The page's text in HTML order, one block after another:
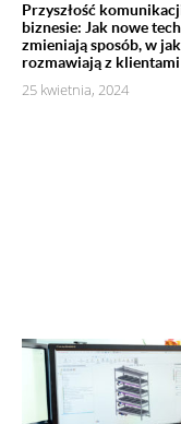
Przyszłość
biznesie: Jak nowe
zmieniają sposób, w
rozmawiają z klientami
25 kwietnia, 2024